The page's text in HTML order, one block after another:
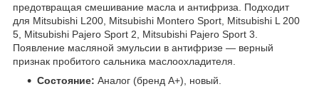
предотвращая смешивание масла и антифриза. Подходит
для Mitsubishi L200, Mitsubishi Montero Sport, Mitsubishi L 200
5, Mitsubishi Pajero Sport 2, Mitsubishi Pajero Sport 3.
Появление масляной эмульсии в антифризе — верный
признак пробитого сальника маслоохладителя.
Состояние: Аналог (бренд A+), новый.